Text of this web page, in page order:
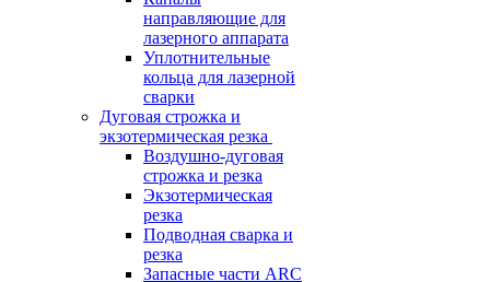
направляющие для
лазерного аппарата
Уплотнительные
кольца для лазерной
сварки
Дуговая строжка и
экзотермическая резка
Воздушно-дуговая
строжка и резка
Экзотермическая
резка
Подводная сварка и
резка
Запасные части ARC